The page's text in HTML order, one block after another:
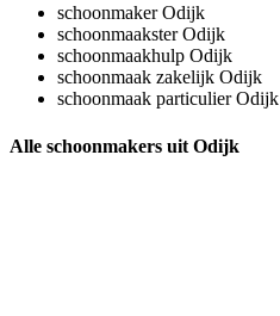
schoonmaker Odijk
schoonmaakster Odijk
schoonmaakhulp Odijk
schoonmaak zakelijk Odijk
schoonmaak particulier Odijk
Alle schoonmakers uit Odijk